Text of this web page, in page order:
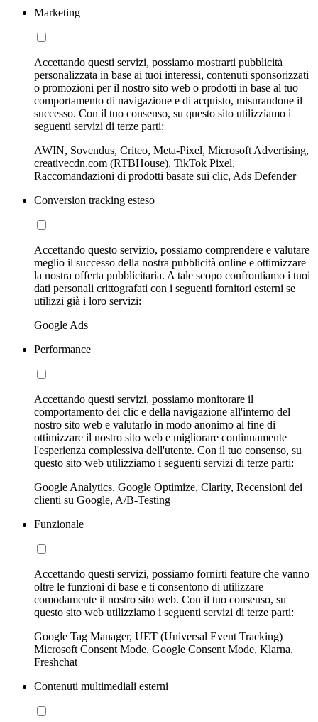
Marketing
Accettando questi servizi, possiamo mostrarti pubblicità
personalizzata in base ai tuoi interessi, contenuti sponsorizzati
o promozioni per il nostro sito web o prodotti in base al tuo
comportamento di navigazione e di acquisto, misurandone il
successo. Con il tuo consenso, su questo sito utilizziamo i
seguenti servizi di terze parti:
AWIN, Sovendus, Criteo, Meta-Pixel, Microsoft Advertising,
creativecdn.com (RTBHouse), TikTok Pixel,
Raccomandazioni di prodotti basate sui clic, Ads Defender
Conversion tracking esteso
Accettando questo servizio, possiamo comprendere e valutare
meglio il successo della nostra pubblicità online e ottimizzare
la nostra offerta pubblicitaria. A tale scopo confrontiamo i tuoi
dati personali crittografati con i seguenti fornitori esterni se
utilizzi già i loro servizi:
Google Ads
Performance
Accettando questi servizi, possiamo monitorare il
comportamento dei clic e della navigazione all'interno del
nostro sito web e valutarlo in modo anonimo al fine di
ottimizzare il nostro sito web e migliorare continuamente
l'esperienza complessiva dell'utente. Con il tuo consenso, su
questo sito web utilizziamo i seguenti servizi di terze parti:
Google Analytics, Google Optimize, Clarity, Recensioni dei
clienti su Google, A/B-Testing
Funzionale
Accettando questi servizi, possiamo fornirti feature che vanno
oltre le funzioni di base e ti consentono di utilizzare
comodamente il nostro sito web. Con il tuo consenso, su
questo sito web utilizziamo i seguenti servizi di terze parti:
Google Tag Manager, UET (Universal Event Tracking)
Microsoft Consent Mode, Google Consent Mode, Klarna,
Freshchat
Contenuti multimediali esterni